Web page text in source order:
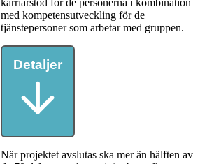
med kompetensutveckling för de
tjänstepersoner som arbetar med gruppen.
Detaljer
När projektet avslutas ska mer än hälften av